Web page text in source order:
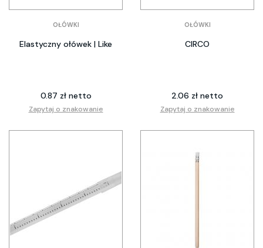
OŁÓWKI
Elastyczny ołówek | Like
0.87 zł netto
Zapytaj o znakowanie
OŁÓWKI
CIRCO
2.06 zł netto
Zapytaj o znakowanie